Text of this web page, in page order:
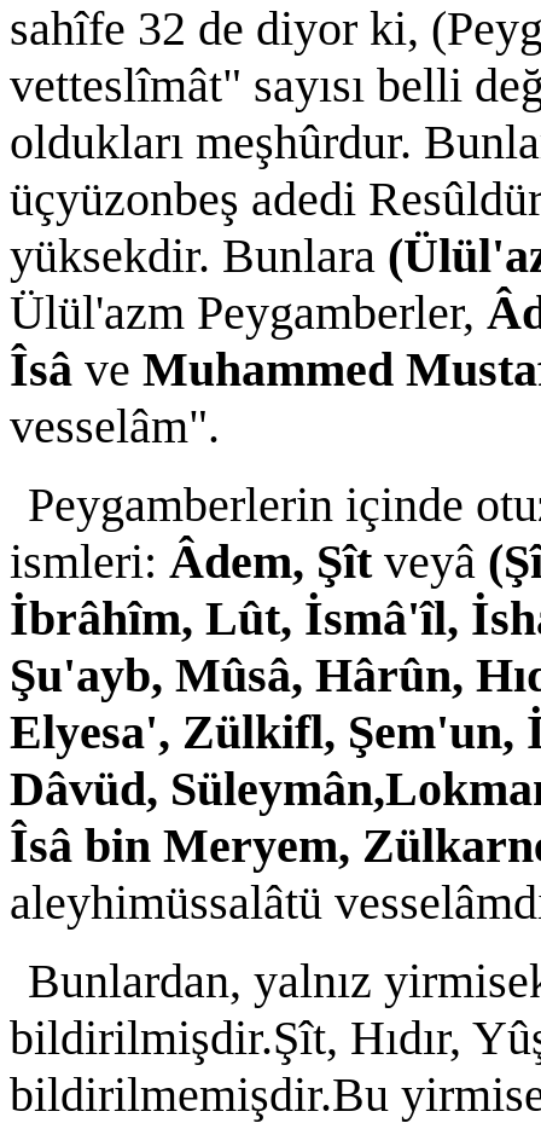
sahîfe 32 de diyor ki,
vetteslîmât" sayısı belli
oldukları meşhûrdur.
üçyüzonbeş adedi
yüksekdir. Bunlara
Ülül'azm Peygamberler,
Îsâ ve Muhammed
vesselâm".
Peygamberlerin içinde
ismleri: Âdem, Şît veyâ
İbrâhîm, Lût, İsmâ'îl,
Şu'ayb, Mûsâ, Hârûn,
Elyesa', Zülkifl, Şem'un,
Dâvüd,
Îsâ bin Meryem,
aleyhimüssalâtü
Bunlardan, yalnız
bildirilmişdir.Şît, Hıdır,
bildirilmemişdir.Bu